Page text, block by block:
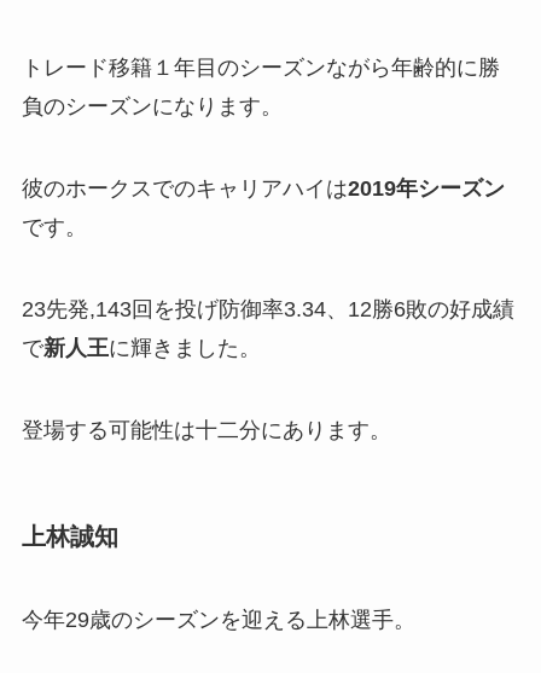
トレード移籍１年目のシーズンながら年齢的に勝
負のシーズンになります。
彼のホークスでのキャリアハイは2019年シーズン
です。
23先発,143回を投げ防御率3.34、12勝6敗の好成績
で新人王に輝きました。
登場する可能性は十二分にあります。
上林誠知
今年29歳のシーズンを迎える上林選手。